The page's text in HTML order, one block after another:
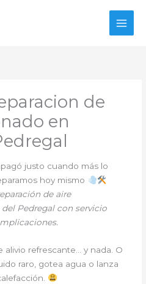
de
en
justo cuando más lo
hoy mismo
de aire
Pedregal con servicio
alivio refrescante… y nada. O
raro, gotea agua o lanza